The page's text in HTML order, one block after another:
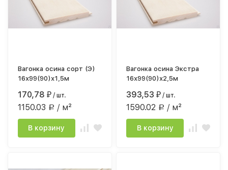
Вагонка осина сорт (Э)
16х99(90)х1,5м
170,78₽ / шт.
1150.03 Р / м²
В корзину
Вагонка осина Экстра
16х99(90)х2,5м
393,53₽ / шт.
1590.02 Р / м²
В корзину